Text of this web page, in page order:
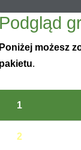
możesz
.
1
2